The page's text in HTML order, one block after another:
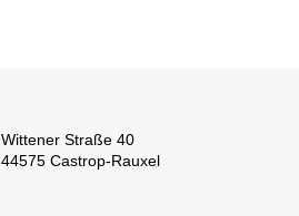
Wittener Straße 40
44575 Castrop-Rauxel